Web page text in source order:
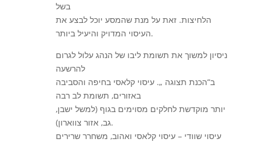
בשל
הלחיצות. זאת על מנת שהמסע יוכל לבצע את
העיסוי המדויק והיעיל ביותר.
ניסיון למשוך את תשומת ליבו של הנהג עלול לגרום
להרשעה
ב“הכנת תצוגה „. עיסוי קלאסי בחיפה והסביבה
באזורים, תשומת לב רבה
יותר מוקדשת לחלקים מסוימים בגוף (למשל ישבן,
גב, אזור צווארון).
עיסוי שוודי – עיסוי קלאסי ואהוב, משחרר שרירים